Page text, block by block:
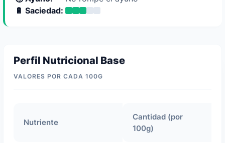
🔋 Saciedad:
Perfil Nutricional Base
VALORES POR CADA 100G
Nutriente
Cantidad (por
100g)